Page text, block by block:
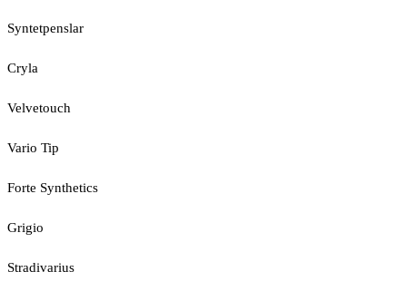
Syntetpenslar
Cryla
Velvetouch
Vario Tip
Forte Synthetics
Grigio
Stradivarius